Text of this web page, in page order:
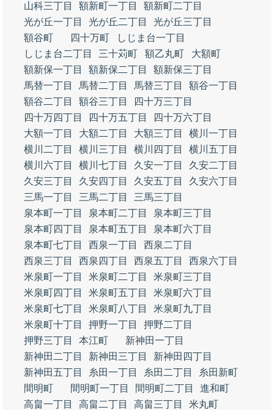
山科三丁目
額新町一丁目
額新町二丁目
光が丘一丁目
光が丘二丁目
光が丘三丁目
額谷町
四十万町
しじま台一丁目
しじま台二丁目
三十苅町 額乙丸町
大額町
額新保一丁目
額新保二丁目
額新保三丁目
馬替一丁目
馬替二丁目 馬替三丁目
額谷一丁目
額谷二丁目
額谷三丁目
四十万三丁目
四十万四丁目
四十万五丁目
四十万六丁目
大額一丁目
大額二丁目 大額三丁目
横川一丁目
横川二丁目
横川三丁目 横川四丁目
横川五丁目
横川六丁目
横川七丁目 久安一丁目
久安二丁目
久安三丁目
久安四丁目 久安五丁目
久安六丁目
三馬一丁目
三馬二丁目
三馬三丁目
泉本町一丁目
泉本町二丁目
泉本町三丁目
泉本町四丁目
泉本町五丁目
泉本町六丁目
泉本町七丁目
西泉一丁目
西泉二丁目
西泉三丁目
西泉四丁目 西泉五丁目
西泉六丁目
米泉町一丁目
米泉町二丁目
米泉町三丁目
米泉町四丁目
米泉町五丁目
米泉町六丁目
米泉町七丁目
米泉町八丁目
米泉町九丁目
米泉町十丁目
押野一丁目
押野二丁目
押野三丁目
本江町
新神田一丁目
新神田二丁目
新神田三丁目
新神田四丁目
新神田五丁目
糸田一丁目 糸田二丁目
糸田新町
間明町
間明町一丁目 間明町二丁目
進和町
高畠一丁目
高畠二丁目 高畠三丁目
米丸町